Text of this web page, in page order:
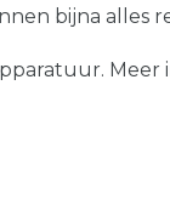
bijna alles
Meer